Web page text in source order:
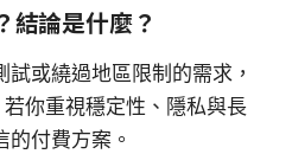
結論是什麼？
或繞過地區限制的需求，
你重視穩定性、隱私與長
付費方案。